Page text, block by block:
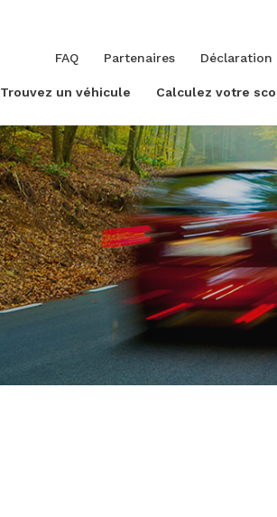
Trouvez un véhicule Calculez votre
FAQ Partenaires